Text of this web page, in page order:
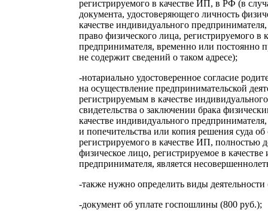
регистрируемого в качестве ИП, в РФ (в
документа, удостоверяющего личность
качестве индивидуального
право физического лица, регистрируемого в
предпринимателя, временно или постоянно
не содержит сведений о таком адресе);
-нотариально удостоверенное согласие
на осуществление предпринимательской
регистрируемым в качестве
свидетельства о заключении брака
качестве индивидуального
и попечительства или копия решения суда
регистрируемого в качестве ИП, полностью
физическое лицо, регистрируемое в
предпринимателя, является
-также нужно определить виды
-документ об уплате госпошлины (800 руб.);